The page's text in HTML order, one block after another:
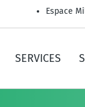
Espace
SERVICES